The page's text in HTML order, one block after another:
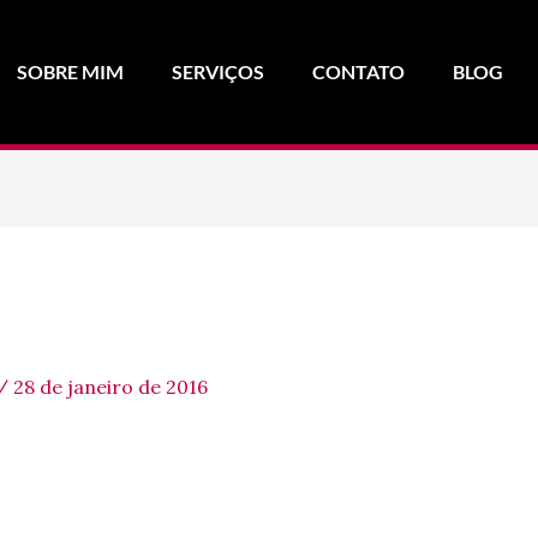
SOBRE MIM SERVIÇOS CONTATO BLOG
/ 28 de janeiro de 2016